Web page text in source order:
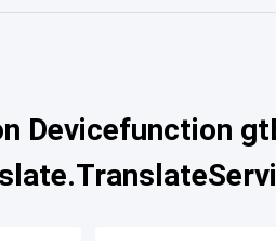
Devicefunction